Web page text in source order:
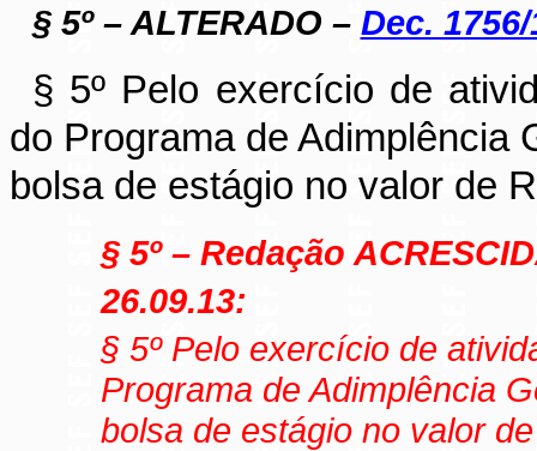
§ 5º – ALTERADO – Dec. 1756/
§ 5º Pelo exercício de
do Programa de Adimplência
bolsa de estágio no valor de
§ 5º – Redação
26.09.13:
§ 5ºPelo exercício de
Programa de Adimplência
bolsa de estágio no valor